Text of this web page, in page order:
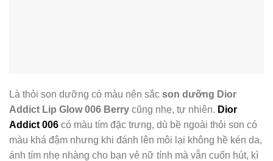
Là thỏi son dưỡng có màu nên sắc son dưỡng Dior
Addict Lip Glow 006 Berry cũng nhẹ, tự nhiên. Dior
Addict 006 có màu tím đặc trưng, dù bề ngoài thỏi son có
màu khá đậm nhưng khi đánh lên môi lại không hề kén da,
ánh tím nhẹ nhàng cho bạn vẻ nữ tính mà vẫn cuốn hút, kì